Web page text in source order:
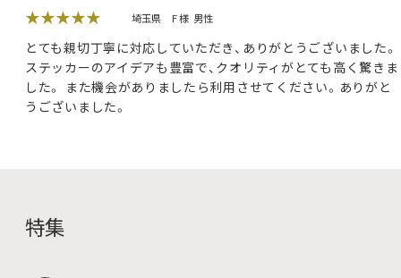
★★★★★
埼玉県 F 様 男性
とても親切丁寧に対応していただき、ありがとうございました。
ステッカーのアイデアも豊富で、クオリティがとても高く驚きま
した。 また機会がありましたら利用させてください。ありがと
うございました。
特集